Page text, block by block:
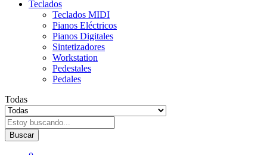
Teclados
Teclados MIDI
Pianos Eléctricos
Pianos Digitales
Sintetizadores
Workstation
Pedestales
Pedales
Todas
Buscar